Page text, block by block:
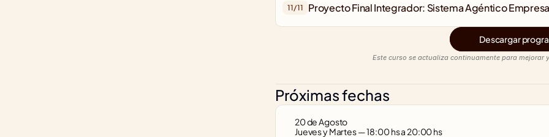
11/11 Proyecto Final Integrador: Sistema Agéntico
Descargar
Este curso se actualiza continuamente para
Próximas fechas
20 de Agosto
Jueves y Martes — 18:00 hs a 20:00 hs